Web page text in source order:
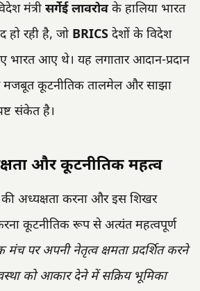
मंत्री सर्गेई लावरोवके हालिया भारत
हो रही है, जो BRICS देशों के विदेश
भारत आए थे। यह लगातार आदान-प्रदान
कूटनीतिक तालमेल और साझा
संकेत है।
और कूटनीतिक महत्व
की अध्यक्षता करना और इस शिखर
कूटनीतिक रूप से अत्यंत महत्वपूर्ण
मंच पर अपनी नेतृत्व क्षमता प्रदर्शित करने
को आकार देने में सक्रिय भूमिका